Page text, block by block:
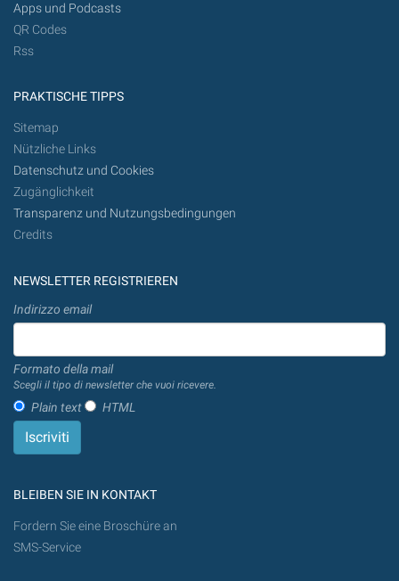
Apps und Podcasts
QR Codes
Rss
PRAKTISCHE TIPPS
Sitemap
Nützliche Links
Datenschutz und Cookies
Zugänglichkeit
Transparenz und Nutzungsbedingungen
Credits
NEWSLETTER REGISTRIEREN
Indirizzo email
Formato della mail
Scegli il tipo di newsletter che vuoi ricevere.
Plain text HTML
BLEIBEN SIE IN KONTAKT
Fordern Sie eine Broschüre an
SMS-Service